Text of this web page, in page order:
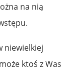
na nią
niewielkiej
ktoś z Was